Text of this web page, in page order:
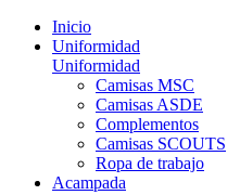
Inicio
Uniformidad
Uniformidad
Camisas MSC
Camisas ASDE
Complementos
Camisas SCOUTS
Ropa de trabajo
Acampada